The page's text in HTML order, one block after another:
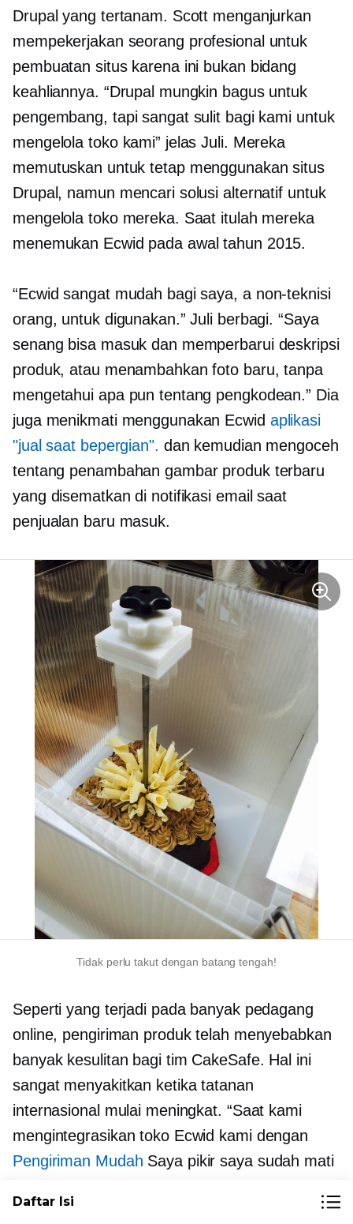
Drupal yang tertanam. Scott menganjurkan
mempekerjakan seorang profesional untuk
pembuatan situs karena ini bukan bidang
keahliannya. “Drupal mungkin bagus untuk
pengembang, tapi sangat sulit bagi kami untuk
mengelola toko kami” jelas Juli. Mereka
memutuskan untuk tetap menggunakan situs
Drupal, namun mencari solusi alternatif untuk
mengelola toko mereka. Saat itulah mereka
menemukan Ecwid pada awal tahun 2015.
“Ecwid sangat mudah bagi saya, a non-teknisi
orang, untuk digunakan.” Juli berbagi. “Saya
senang bisa masuk dan memperbarui deskripsi
produk, atau menambahkan foto baru, tanpa
mengetahui apa pun tentang pengkodean.” Dia
juga menikmati menggunakan Ecwid aplikasi
"jual saat bepergian". dan kemudian mengoceh
tentang penambahan gambar produk terbaru
yang disematkan di notifikasi email saat
penjualan baru masuk.
Tidak perlu takut dengan batang tengah!
Seperti yang terjadi pada banyak pedagang
online, pengiriman produk telah menyebabkan
banyak kesulitan bagi tim CakeSafe. Hal ini
sangat menyakitkan ketika tatanan
internasional mulai meningkat. “Saat kami
mengintegrasikan toko Ecwid kami dengan
Pengiriman Mudah Saya pikir saya sudah mati
dokumentasi untuk pengiriman internasional
Daftar Isi